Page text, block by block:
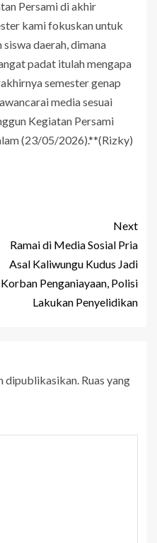
Persami di akhir
kami fokuskan untuk
daerah, dimana
padat itulah mengapa
semester genap
media sesuai
Kegiatan Persami
(23/05/2026).**(Rizky)
Next
Ramai di Media Sosial Pria
Asal Kaliwungu Kudus Jadi
Korban Penganiayaan, Polisi
Lakukan Penyelidikan
dipublikasikan. Ruas yang